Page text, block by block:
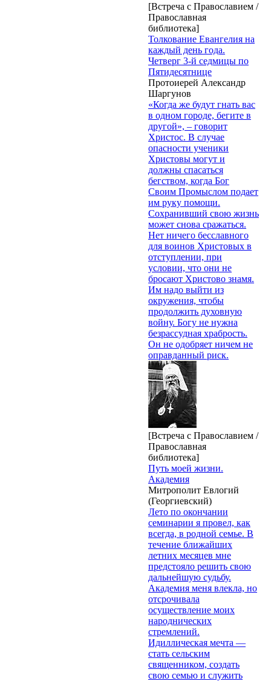
[Встреча с Православием /
Православная
библиотека]
Толкование Евангелия на
каждый день года.
Четверг 3-й седмицы по
Пятидесятнице
Протоиерей Александр
Шаргунов
«Когда же будут гнать вас
в одном городе, бегите в
другой», – говорит
Христос. В случае
опасности ученики
Христовы могут и
должны спасаться
бегством, когда Бог
Своим Промыслом подает
им руку помощи.
Сохранивший свою жизнь
может снова сражаться.
Нет ничего бесславного
для воинов Христовых в
отступлении, при
условии, что они не
бросают Христово знамя.
Им надо выйти из
окружения, чтобы
продолжить духовную
войну. Богу не нужна
безрассудная храбрость.
Он не одобряет ничем не
оправданный риск.
[Встреча с Православием /
Православная
библиотека]
Путь моей жизни.
Академия
Митрополит Евлогий
(Георгиевский)
Лето по окончании
семинарии я провел, как
всегда, в родной семье. В
течение ближайших
летних месяцев мне
предстояло решить свою
дальнейшую судьбу.
Академия меня влекла, но
отсрочивала
осуществление моих
народнических
стремлений.
Идиллическая мечта —
стать сельским
священником, создать
свою семью и служить